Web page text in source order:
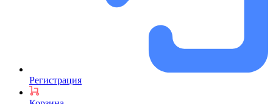
Регистрация